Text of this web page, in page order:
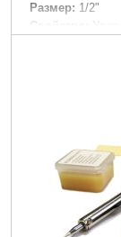
Размер: 1/2"
Свойство: